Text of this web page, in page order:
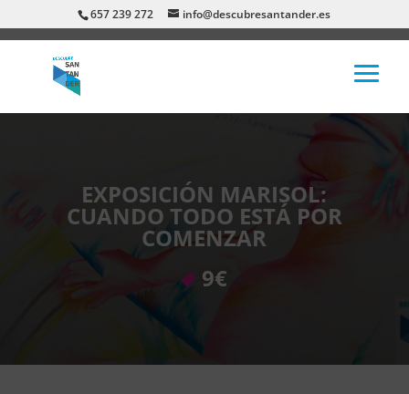
657 239 272 info@descubresantander.es
EXPOSICIÓN MARISOL:
CUANDO TODO ESTÁ POR
COMENZAR
9€